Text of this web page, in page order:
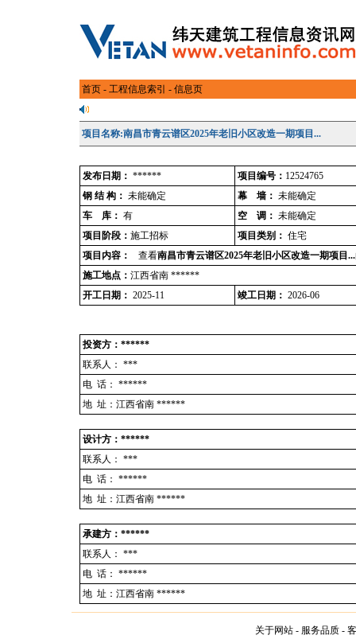
首页 - 工程信息索引 - 信息页
项目名称:南昌市青云谱区2025年老旧小区改造一期项目...
发布日期： ****** 项目编号： 12524765
钢 结 构： 未能确定 幕 墙： 未能确定
车 库： 有 空 调： 未能确定
项目阶段： 施工招标 项目类别： 住宅
项目内容：
查看南昌市青云谱区2025年老旧小区改造一期项目...
施工地点： 江西省南 ******
开工日期： 2025-11 竣工日期： 2026-06
投资方：******
联系人： ***
电 话： ******
地 址：江西省南 ******
设计方：******
联系人： ***
电 话： ******
地 址：江西省南 ******
承建方：******
联系人： ***
电 话： ******
地 址：江西省南 ******
关于网站 - 服务品质 -